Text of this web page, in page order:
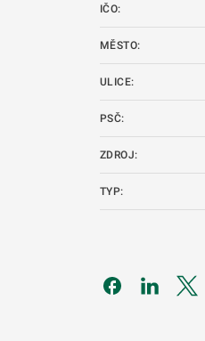
IČO:
MĚSTO:
ULICE:
PSČ:
ZDROJ:
TYP:
Odkaz se